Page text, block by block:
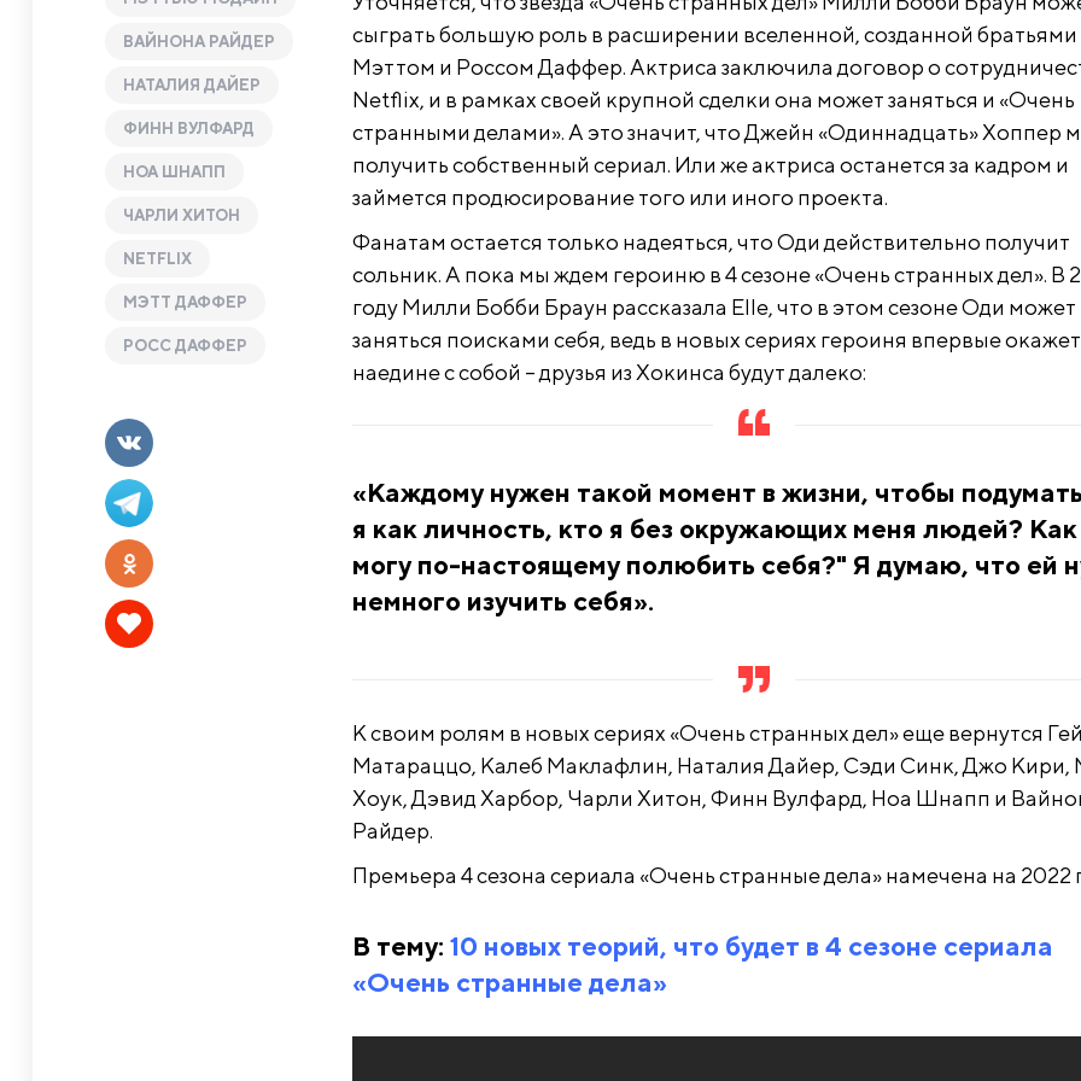
ВАЙНОНА РАЙДЕР
НАТАЛИЯ ДАЙЕР
ФИНН ВУЛФАРД
НОА ШНАПП
ЧАРЛИ ХИТОН
NETFLIX
МЭТТ ДАФФЕР
РОСС ДАФФЕР
сыграть большую роль в расширении вселенной, созданной братьями
Мэттом и Россом Даффер. Актриса заключила договор о
Netflix, и в рамках своей крупной сделки она может заняться и «Очень
странными делами». А это значит, что Джейн «Одиннадцать» Хоппер
получить собственный сериал. Или же актриса останется за кадром и
займется продюсирование того или иного проекта.
Фанатам остается только надеяться, что Оди действительно получит
сольник. А пока мы ждем героиню в 4 сезоне «Очень странных дел». В
году Милли Бобби Браун рассказала Elle, что в этом сезоне Оди может
заняться поисками себя, ведь в новых сериях героиня впервые
наедине с собой – друзья из Хокинса будут далеко:
«Каждому нужен такой момент в жизни, чтобы
я как личность, кто я без окружающих меня людей? Как
могу по-настоящему полюбить себя?" Я думаю, что ей
немного изучить себя».
К своим ролям в новых сериях «Очень странных дел» еще вернутся
Матараццо, Калеб Маклафлин, Наталия Дайер, Сэди Синк, Джо Кири,
Хоук, Дэвид Харбор, Чарли Хитон, Финн Вулфард, Ноа Шнапп и
Райдер.
Премьера 4 сезона сериала «Очень странные дела» намечена на 2022
В тему: 10 новых теорий, что будет в 4 сезоне сериала
«Очень странные дела»